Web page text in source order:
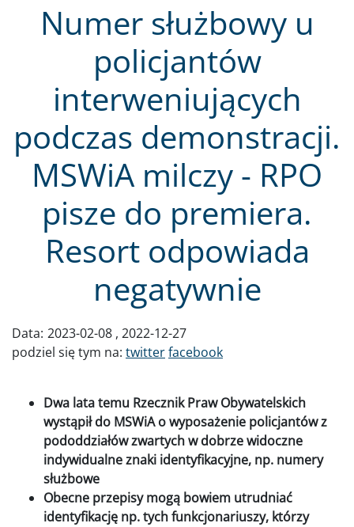
Numer służbowy u
policjantów
interweniujących
podczas demonstracji.
MSWiA milczy - RPO
pisze do premiera.
Resort odpowiada
negatywnie
Data: 2023-02-08 2022-12-27
podziel się tym na: twitterfacebook
Dwa lata temu Rzecznik Praw Obywatelskich
wystąpił do MSWiA o wyposażenie policjantów z
pododdziałów zwartych w dobrze widoczne
indywidualne znaki identyfikacyjne, np. numery
służbowe
Obecne przepisy mogą bowiem utrudniać
identyfikację np. tych funkcjonariuszy, którzy